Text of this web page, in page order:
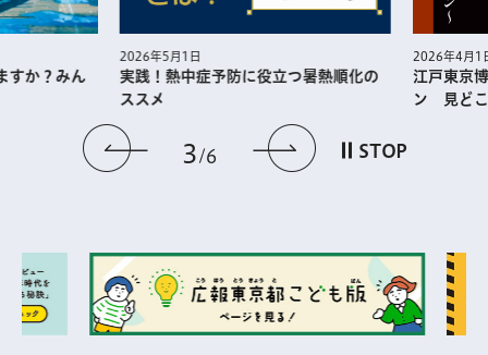
前のスライドを表示
3 6 次のスライドを
STOP
か？みん
2026年5月1日
実践！熱中症予防に役⽴つ暑熱順化の
ススメ
2026年4月1日
江戸東京博
ン 見どこ